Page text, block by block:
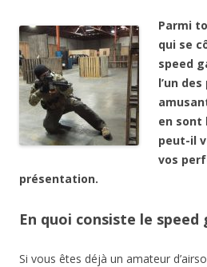
Parmi
qui se
speed
l’un
en sont
peut-il
vos
présentation.
En quoi consiste le speed
Si vous êtes déjà un amateur